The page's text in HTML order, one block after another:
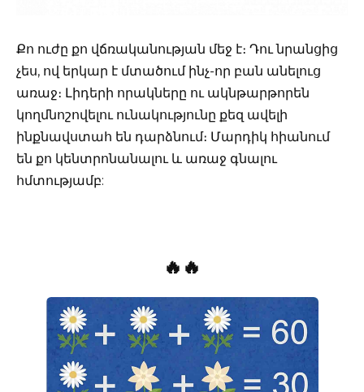
Քո ուժը քո վճռականության մեջ է։ Դու նրանցից
չես, ով երկար է մտածում ինչ-որ բան անելուց
առաջ։ Լիդերի որակները ու ակնթարթորեն
կողմնոշովելու ունակությունը քեզ ավելի
ինքնավստահ են դարձնում։ Մարդիկ հիանում
են քո կենտրոնանալու և առաջ գնալու
հմտությամբ:
🔥🔥